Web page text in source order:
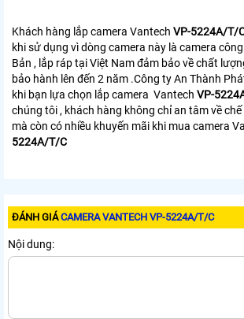
Khách hàng lắp camera Vantech VP-5224A/T/
khi sử dụng vì dòng camera này là camera
Bản , lắp ráp tại Việt Nam đảm bảo về chất
bảo hành lên đến 2 năm .Công ty An Thành
khi bạn lựa chọn lắp camera Vantech VP-
chúng tôi , khách hàng không chỉ an tâm về
mà còn có nhiều khuyến mãi khi mua camera
5224A/T/C
ĐÁNH GIÁCAMERA VANTECH VP-5224A/T/C
Nội dung: